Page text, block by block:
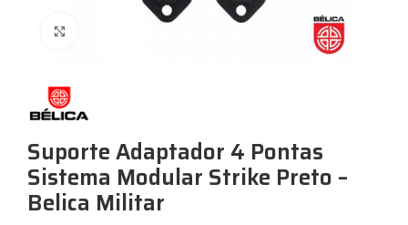
Suporte Adaptador 4 Pontas
Sistema Modular Strike Preto –
Belica Militar